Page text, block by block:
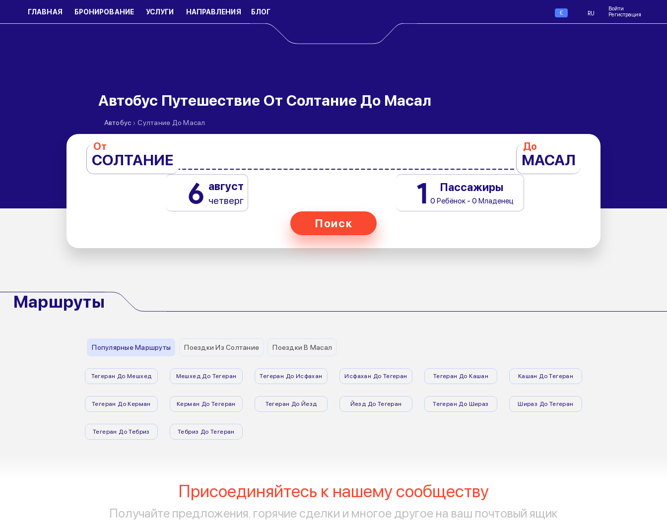
ГЛАВНАЯ БРОНИРОВАНИЕ УСЛУГИ НАПРАВЛЕНИЯ БЛОГ € RU
Войти
Регистрация
Автобус Путешествие От Солтание До Масал
Автобус › Султание До Масал
От
СОЛТАНИЕ
До
МАСАЛ
6 август
четверг 1 Пассажиры
0 Ребёнок - 0 Младенец
Поиск
Маршруты
Популярные Маршруты Поездки Из Солтание Поездки В Масал
Тегеран До Мешхед Мешхед До Тегеран Тегеран До Исфахан Исфахан До Тегеран Тегеран До Кашан Кашан До Тегеран
Тегеран До Керман Керман До Тегеран Тегеран До Йезд Йезд До Тегеран Тегеран До Шираз Шираз До Тегеран
Тегеран До Тебриз Тебриз До Тегеран
Присоединяйтесь к нашему сообществу
Получайте предложения, горячие сделки и многое другое на ваш почтовый ящик